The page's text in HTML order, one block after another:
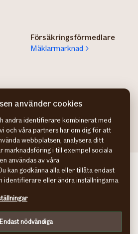
Försäkringsförmedlare
Mäklarmarknad
Lokala säljare
Hitta säljare för stora
NO
DK
av personuppgifter
Cookies
Anpassa
använder cookies
andra identifierare kombinerat med
och våra partners har om dig för att
webbplatsen, analysera ditt
marknadsföring i till exempel sociala
användas av våra
kan godkänna alla eller tillåta endast
identifierare eller ändra inställningarna.
Endast nödvändiga